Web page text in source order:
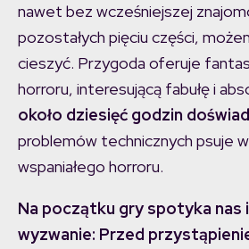
nawet bez wcześniejszej
pozostałych pięciu części,
cieszyć. Przygoda oferuje
horroru, interesującą fabułę i
około dziesięć godzin
problemów technicznych psuje
wspaniałego horroru.
Na początku gry spotyka nas
wyzwanie: Przed